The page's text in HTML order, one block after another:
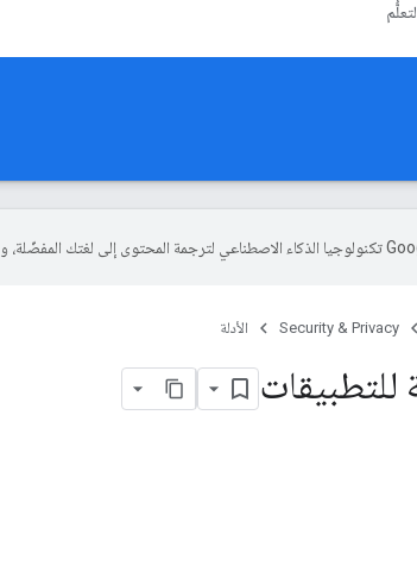
Security & Privacy الأدلة
للتطبيقات